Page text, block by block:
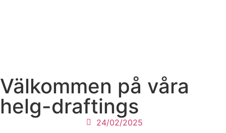
Välkommen på våra
helg-draftings
24/02/2025